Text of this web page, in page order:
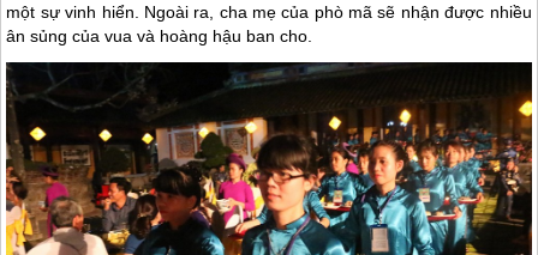
một sự vinh hiển. Ngoài ra, cha mẹ của phò mã sẽ nhận được nhiều
ân sủng của vua và hoàng hậu ban cho.